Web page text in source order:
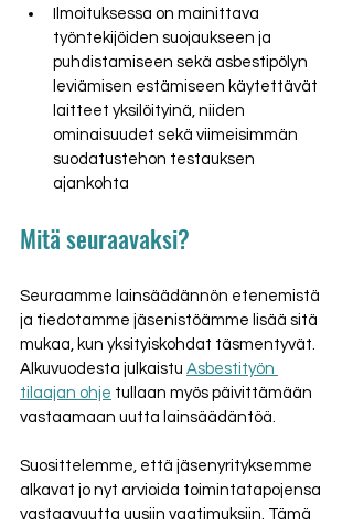
Ilmoituksessa on mainittava
työntekijöiden suojaukseen ja
puhdistamiseen sekä asbestipölyn
leviämisen estämiseen käytettävät
laitteet yksilöityinä, niiden
ominaisuudet sekä viimeisimmän
suodatustehon testauksen
ajankohta
Mitä seuraavaksi?
Seuraamme lainsäädännön etenemistä
ja tiedotamme jäsenistöämme lisää sitä
mukaa, kun yksityiskohdat täsmentyvät.
Alkuvuodesta julkaistu Asbestityön
tilaajan ohje tullaan myös päivittämään
vastaamaan uutta lainsäädäntöä.
Suosittelemme, että jäsenyrityksemme
alkavat jo nyt arvioida toimintatapojensa
vastaavuutta uusiin vaatimuksiin. Tämä